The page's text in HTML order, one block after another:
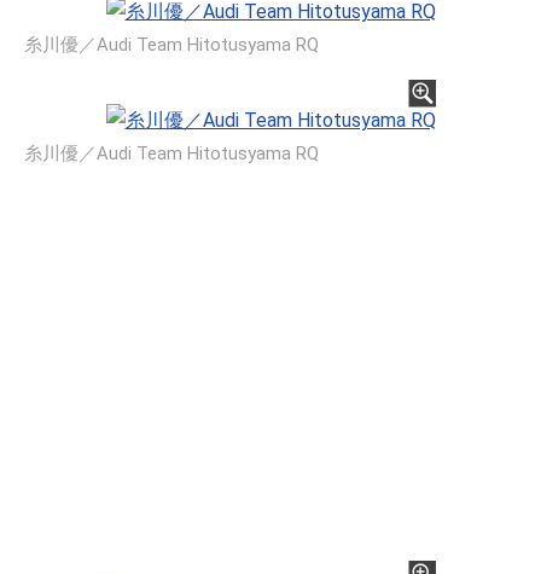
糸川優／Audi Team Hitotusyama RQ
糸川優／Audi Team Hitotusyama RQ